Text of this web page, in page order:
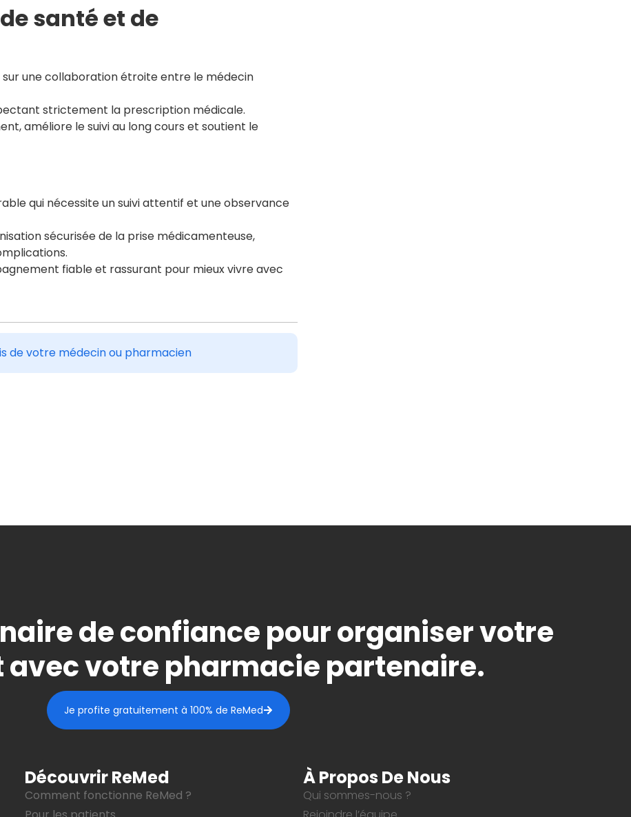
santé et de
une collaboration étroite entre le médecin
strictement la prescription médicale.
améliore le suivi au long cours et soutient le
qui nécessite un suivi attentif et une observance
sécurisée de la prise médicamenteuse,
fiable et rassurant pour mieux vivre avec
de votre médecin ou pharmacien
de confiance pour organiser votre
votre pharmacie partenaire.
Je profite gratuitement à 100% de ReMed
Découvrir ReMed
Comment fonctionne ReMed ?
À Propos De Nous
Qui sommes-nous ?